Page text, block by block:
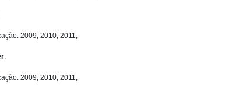
2009, 2010, 2011;
;
2009, 2010, 2011;